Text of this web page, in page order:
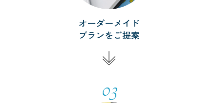
オーダーメイド
プランをご提案
03